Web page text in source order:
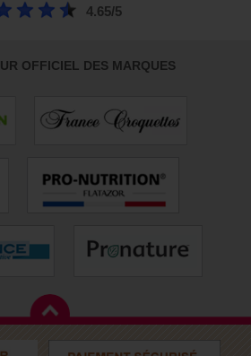
4.65/5
OFFICIEL DES MARQUES